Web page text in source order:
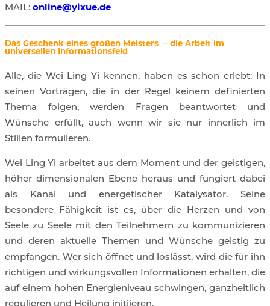
MAIL: online@yixue.de
Das Geschenk eines großen Meisters – die Arbeit im
universellen Informationsfeld
Alle, die Wei Ling Yi kennen, haben es schon erlebt: In
seinen Vorträgen, die in der Regel keinem definierten
Thema folgen, werden Fragen beantwortet und
Wünsche erfüllt, auch wenn wir sie nur innerlich im
Stillen formulieren.
Wei Ling Yi arbeitet aus dem Moment und der geistigen,
höher dimensionalen Ebene heraus und fungiert dabei
als Kanal und energetischer Katalysator. Seine
besondere Fähigkeit ist es, über die Herzen und von
Seele zu Seele mit den Teilnehmern zu kommunizieren
und deren aktuelle Themen und Wünsche geistig zu
empfangen. Wer sich öffnet und loslässt, wird die für ihn
richtigen und wirkungsvollen Informationen erhalten, die
auf einem hohen Energieniveau schwingen, ganzheitlich